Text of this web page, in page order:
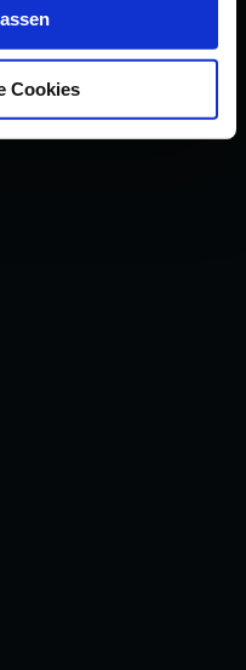
Cookies